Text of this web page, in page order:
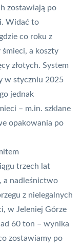
zostawiają po
Widać to
co roku z
a koszty
złotych. System
w styczniu 2025
jednak
– m.in. szklane
opakowania po
trzech lat
a nadleśnictwo
z nielegalnych
w Jeleniej Górze
60 ton – wynika
zostawiamy po